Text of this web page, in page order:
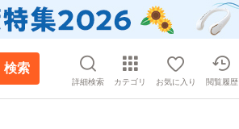
検索
詳細検索 カテゴリ お気に入り 閲覧履歴